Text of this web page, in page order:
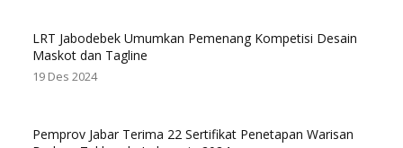
LRT Jabodebek Umumkan Pemenang Kompetisi Desain
Maskot dan Tagline
19 Des 2024
Pemprov Jabar Terima 22 Sertifikat Penetapan Warisan